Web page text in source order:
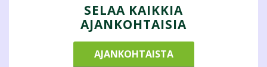
SELAA KAIKKIA
AJANKOHTAISIA
AJANKOHTAISTA